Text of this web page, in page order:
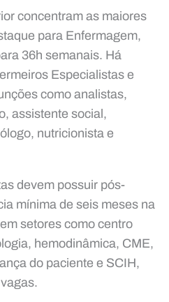
concentram as maiores
para Enfermagem,
36h semanais. Há
Especialistas e
como analistas,
assistente social,
nutricionista e
devem possuir pós-
mínima de seis meses na
setores como centro
hemodinâmica, CME,
do paciente e SCIH,